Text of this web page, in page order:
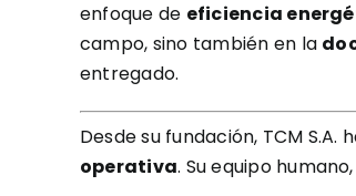
enfoque de eficiencia
campo, sino también en la
entregado.
Desde su fundación, TCM
operativa. Su equipo